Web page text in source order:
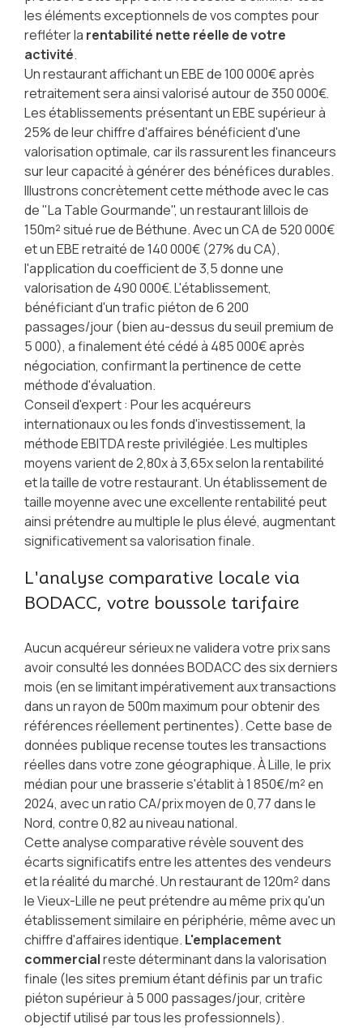
les éléments exceptionnels de vos comptes pour
refléter la rentabilité nette réelle de votre
activité.
Un restaurant affichant un EBE de 100 000€ après
retraitement sera ainsi valorisé autour de 350 000€.
Les établissements présentant un EBE supérieur à
25% de leur chiffre d'affaires bénéficient d'une
valorisation optimale, car ils rassurent les financeurs
sur leur capacité à générer des bénéfices durables.
Illustrons concrètement cette méthode avec le cas
de "La Table Gourmande", un restaurant lillois de
150m² situé rue de Béthune. Avec un CA de 520 000€
et un EBE retraité de 140 000€ (27% du CA),
l'application du coefficient de 3,5 donne une
valorisation de 490 000€. L'établissement,
bénéficiant d'un trafic piéton de 6 200
passages/jour (bien au-dessus du seuil premium de
5 000), a finalement été cédé à 485 000€ après
négociation, confirmant la pertinence de cette
méthode d'évaluation.
Conseil d'expert : Pour les acquéreurs
internationaux ou les fonds d'investissement, la
méthode EBITDA reste privilégiée. Les multiples
moyens varient de 2,80x à 3,65x selon la rentabilité
et la taille de votre restaurant. Un établissement de
taille moyenne avec une excellente rentabilité peut
ainsi prétendre au multiple le plus élevé, augmentant
significativement sa valorisation finale.
L'analyse comparative locale via
BODACC, votre boussole tarifaire
Aucun acquéreur sérieux ne validera votre prix sans
avoir consulté les données BODACC des six derniers
mois (en se limitant impérativement aux transactions
dans un rayon de 500m maximum pour obtenir des
références réellement pertinentes). Cette base de
données publique recense toutes les transactions
réelles dans votre zone géographique. À Lille, le prix
médian pour une brasserie s'établit à 1 850€/m² en
2024, avec un ratio CA/prix moyen de 0,77 dans le
Nord, contre 0,82 au niveau national.
Cette analyse comparative révèle souvent des
écarts significatifs entre les attentes des vendeurs
et la réalité du marché. Un restaurant de 120m² dans
le Vieux-Lille ne peut prétendre au même prix qu'un
établissement similaire en périphérie, même avec un
chiffre d'affaires identique. L'emplacement
commercialreste déterminant dans la valorisation
finale (les sites premium étant définis par un trafic
piéton supérieur à 5 000 passages/jour, critère
objectif utilisé par tous les professionnels).